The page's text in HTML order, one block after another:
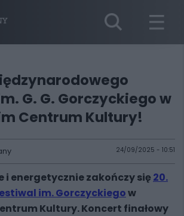
G. G. Gorczyckiego w
Centrum Kultury!
24/09/2025 - 10:51
i energetycznie zakończy się20.
im. Gorczyckiegow
Kultury. Koncert finałowy